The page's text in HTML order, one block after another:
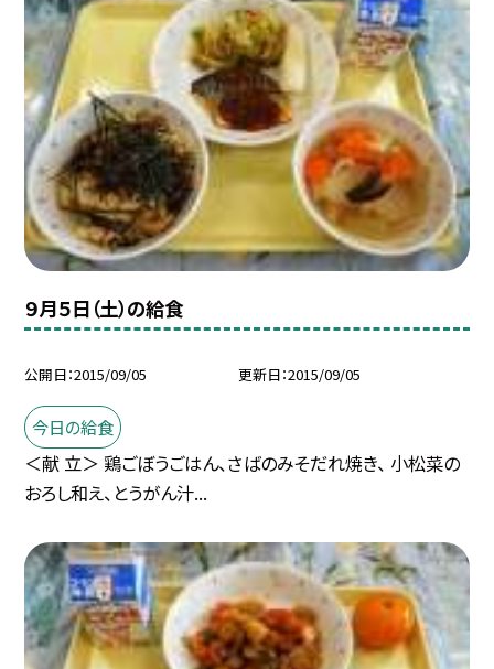
９月５日（土）の給食
公開日 2015/09/05 更新日 2015/09/05
今日の給食
＜献 立＞ 鶏ごぼうごはん、さばのみそだれ焼き、 小松菜の
おろし和え、とうがん汁...